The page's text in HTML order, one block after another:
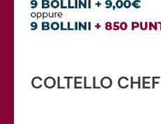
COLTELLO CHEF